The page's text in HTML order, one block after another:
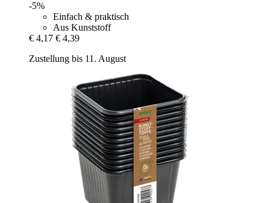
-5%
Einfach & praktisch
Aus Kunststoff
€ 4,17 € 4,39
Zustellung bis 11. August